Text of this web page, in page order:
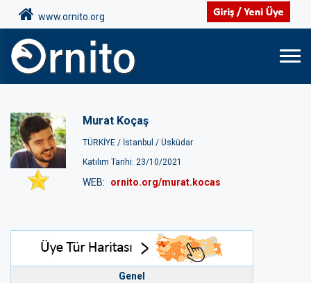
www.ornito.org
Murat Koçaş
TÜRKİYE / İstanbul / Üsküdar
Katılım Tarihi: 23/10/2021
WEB: ornito.org/murat.kocas
Genel